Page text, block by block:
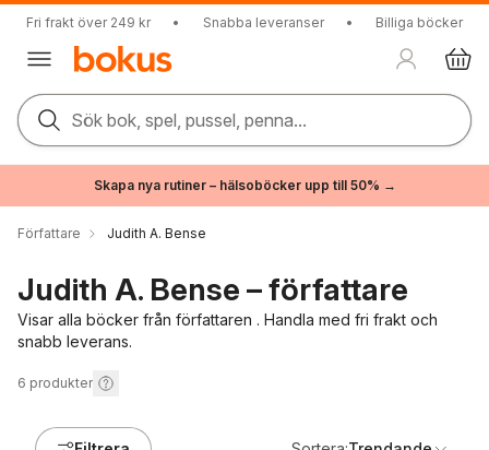
Fri frakt över 249 kr • Snabba leveranser • Billiga böcker
Sök bok, spel, pussel, penna...
Skapa nya rutiner – hälsoböcker upp till 50% →
Författare Judith A. Bense
Judith A. Bense – författare
Visar alla böcker från författaren . Handla med fri frakt och
snabb leverans.
6 produkter